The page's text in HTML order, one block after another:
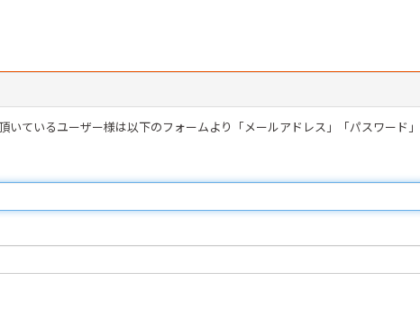
いているユーザー様は以下のフォームより「メールアドレス」「パスワード